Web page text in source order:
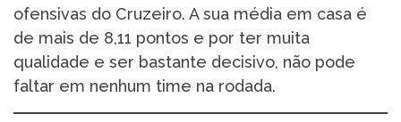
ofensivas do Cruzeiro. A sua média em casa é
de mais de 8,11 pontos e por ter muita
qualidade e ser bastante decisivo, não pode
faltar em nenhum time na rodada.